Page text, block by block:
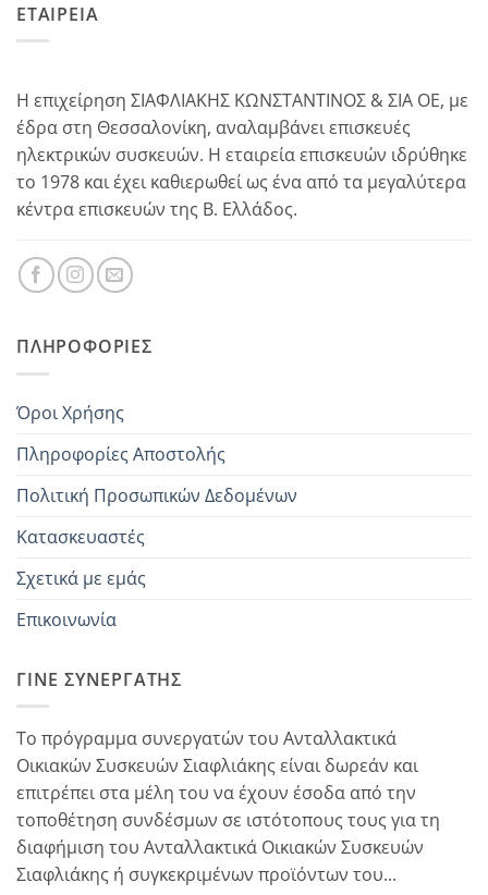
ΕΤΑΙΡΕΙΑ
Η επιχείρηση ΣΙΑΦΛΙΑΚΗΣ ΚΩΝΣΤΑΝΤΙΝΟΣ & ΣΙΑ ΟΕ, με
έδρα στη Θεσσαλονίκη, αναλαμβάνει επισκευές
ηλεκτρικών συσκευών. Η εταιρεία επισκευών ιδρύθηκε
το 1978 και έχει καθιερωθεί ως ένα από τα μεγαλύτερα
κέντρα επισκευών της Β. Ελλάδος.
ΠΛΗΡΟΦΟΡΊΕΣ
Όροι Χρήσης
Πληροφορίες Αποστολής
Πολιτική Προσωπικών Δεδομένων
Κατασκευαστές
Σχετικά με εμάς
Επικοινωνία
ΓΊΝΕ ΣΥΝΕΡΓΆΤΗΣ
Το πρόγραμμα συνεργατών του Ανταλλακτικά
Οικιακών Συσκευών Σιαφλιάκης είναι δωρεάν και
επιτρέπει στα μέλη του να έχουν έσοδα από την
τοποθέτηση συνδέσμων σε ιστότοπους τους για τη
διαφήμιση του Ανταλλακτικά Οικιακών Συσκευών
Σιαφλιάκης ή συγκεκριμένων προϊόντων του...